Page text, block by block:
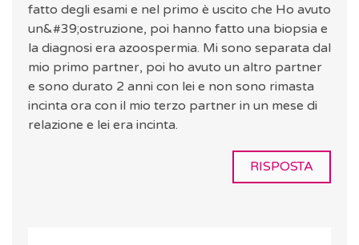
fatto degli esami e nel primo è uscito che Ho avuto
un&#39;ostruzione, poi hanno fatto una biopsia e
la diagnosi era azoospermia. Mi sono separata dal
mio primo partner, poi ho avuto un altro partner
e sono durato 2 anni con lei e non sono rimasta
incinta ora con il mio terzo partner in un mese di
relazione e lei era incinta.
RISPOSTA